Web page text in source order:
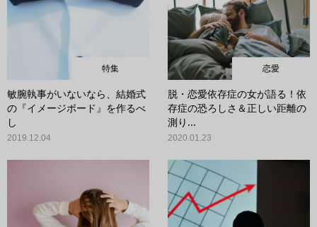
特集
敏腕執事がいないなら、結婚式
の『イメージボード』を作るべ
し
2019.12.04
恋愛
脱・恋愛依存症の女が語る！依
存症の恐ろしさ＆正しい距離の
測り...
2020.01.23